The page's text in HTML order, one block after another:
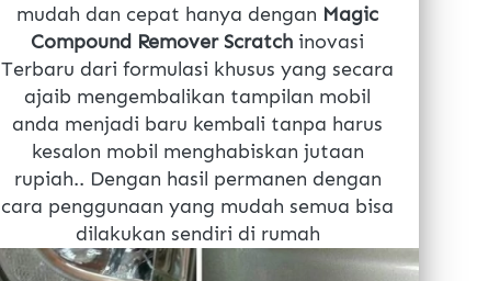
mudah dan cepat hanya dengan Magic
Compound Remover Scratch inovasi
Terbaru dari formulasi khusus yang secara
ajaib mengembalikan tampilan mobil
anda menjadi baru kembali tanpa harus
kesalon mobil menghabiskan jutaan
rupiah.. Dengan hasil permanen dengan
cara penggunaan yang mudah semua bisa
dilakukan sendiri di rumah